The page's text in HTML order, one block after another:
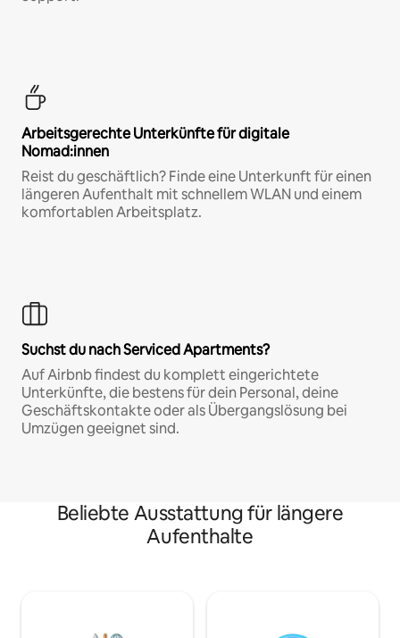
Arbeitsgerechte Unterkünfte für digitale
Nomad:innen
Reist du geschäftlich? Finde eine Unterkunft für einen
längeren Aufenthalt mit schnellem WLAN und einem
komfortablen Arbeitsplatz.
Suchst du nach Serviced Apartments?
Auf Airbnb findest du komplett eingerichtete
Unterkünfte, die bestens für dein Personal, deine
Geschäftskontakte oder als Übergangslösung bei
Umzügen geeignet sind.
Beliebte Ausstattung für längere
Aufenthalte